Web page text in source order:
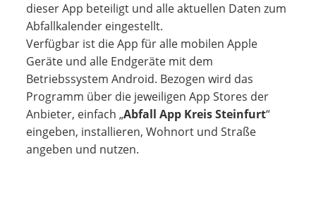
dieser App beteiligt und alle aktuellen Daten zum
Abfallkalender eingestellt.
Verfügbar ist die App für alle mobilen Apple
Geräte und alle Endgeräte mit dem
Betriebssystem Android. Bezogen wird das
Programm über die jeweiligen App Stores der
Anbieter, einfach „Abfall App Kreis Steinfurt“
eingeben, installieren, Wohnort und Straße
angeben und nutzen.